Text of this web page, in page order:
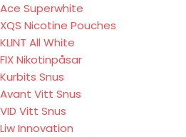
Ace Superwhite
XQS Nicotine Pouches
KLINT All White
FIX Nikotinpåsar
Kurbits Snus
Avant Vitt Snus
VID Vitt Snus
Liw Innovation